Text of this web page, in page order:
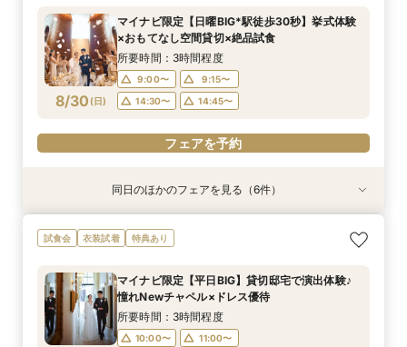
8/29(土)
9:00〜
9:15〜
14:30〜
18:00〜
フェアを予約
8/29(土)
9:15〜
14:30〜
18:00〜
フェアを予約
8/29(土)
9:15〜
14:30〜
14:45〜
18:00〜
フェアを予約
8/29(土)
13:00〜 13:30〜
フェアを予約
8/29(土)
9:00〜
9:15〜
14:30〜
フェアを予約
8/29(土)
9:15〜
14:30〜
18:00〜
フェアを予約
8/30 (日)
マイナビ限定【日曜BIG*駅徒歩30秒】挙式体験
×おもてなし空間貸切×絶品試食
所要時間：3時間程度
9:00〜
9:15〜
14:30〜
14:45〜
フェアを予約
衣装試着 特典あり 動画あり
8/30 (日)
＜初めての式場見学＞心躍る花嫁の第一歩♪ゆっ
たり相談＆見学会
9:00〜
9:15〜
14:30〜
18:00〜
衣装試着 特典あり
8/30 (日)
【10名～におすすめ*少人数W★】挙式×贅沢試
食×おもてなし体験
9:15〜
14:30〜
18:00〜
衣装試着 特典あり
8/30 (日)
大好評♪ペット婚【支持率NO,1】ペットも安心
W*相談会
9:15〜
14:30〜
14:45〜
18:00〜
8/30 (日)
【遠方の方◎オンライン相談会】スマホで簡単！
豪華5大特典付き
13:00〜 13:30〜
衣装試着 特典あり
8/30 (日)
【料理重視の方◎】シェフ渾身コース試食＆おも
てなし料理特典
9:10〜 14:30〜
衣装試着 特典あり
8/30 (日)
「即決ナシ」予算のリアル大公開！本番コーデ×
人気ドレス優待付
9:15〜
14:30〜
18:00〜
同日のほかのフェアを見る（6件）
試食会 衣装試着 特典あり
マイナビ限定【平日BIG】貸切邸宅で演出体験♪
憧れNewチャペル×ドレス優待
所要時間：3時間程度
10:00〜
11:00〜